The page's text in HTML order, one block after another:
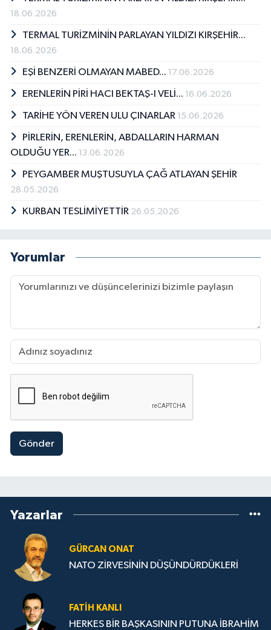
18.06.2026
TERMAL TURİZMİNİN PARLAYAN YILDIZI KIRŞEHİR...
18.06.2026
EŞİ BENZERİ OLMAYAN MABED... 17.06.2026
ERENLERİN PİRİ HACI BEKTAŞ-I VELİ... 16.06.2026
TARİHE YÖN VEREN ULU ÇINARLAR 15.06.2026
PİRLERİN, ERENLERİN, ABDALLARIN HARMAN
OLDUĞU YER... 13.06.2026
PEYGAMBER MUŞTUSUYLA ÇAĞ ATLAYAN ŞEHİR
28.05.2026
KURBAN TESLİMİYETTİR 26.05.2026
Yorumlar
Gönder
Yazarlar
GÜRCAN ONAT
NATO ZİRVESİNİN DÜŞÜNDÜRDÜKLERİ
FATIH KANLI
HERKES BİR BAŞKASININ PUTUNA İBRAHİM